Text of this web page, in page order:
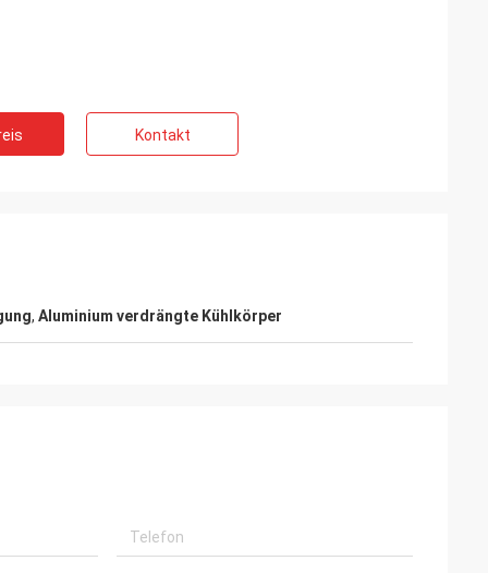
Kontakt
, Aluminium verdrängte Kühlkörper